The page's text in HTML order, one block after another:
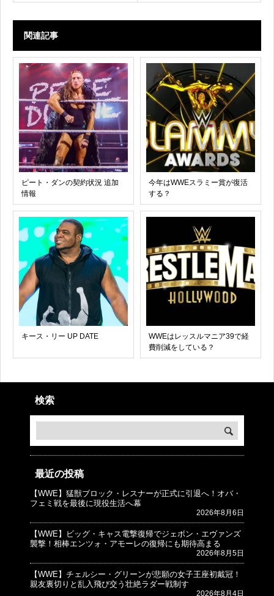
関連記事
ピート・ダンの契約状況 追加
情報
今年はWWEスラミー賞が復活
する？
キース・リー UP DATE
WWEはレッスルマニア39で経
費削減をしている？
検索
最近の投稿
【WWE】猛獣ブロック・レスナーが正式に引退へ！オバ・
フェミ戦を最後に現役生活へ幕
2026年8月6日
【WWE】ビッグ・キャス電撃復帰でジェボン・エヴァンズ
襲撃！相棒エンツォ・アモーレの復帰にも期待高まる
2026年8月5日
【WWE】チェルシー・グリーンが悲願の女子王座初戴冠！
親友裏切りと乱入飛び交う壮絶ラダー戦制す
2026年8月4日
© プロレスJunkie ～WWEの最新情報 USA～